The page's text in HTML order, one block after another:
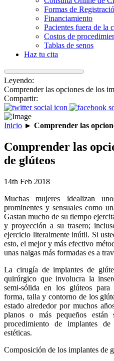
Formas de
Financiamiento
Pacientes fuera de la
Costos de
Tablas de senos
Haz tu cita
Leyendo:
Comprender las opciones de los
Compartir:
Inicio ► Comprender las
Comprender las
de glúteos
14th Feb 2018
Muchas mujeres idealizan
prominentes y sensuales como
Gastan mucho de su tiempo
y proyección a su trasero;
ejercicio literalmente inútil. Si
esto, el mejor y más efectivo
unas nalgas más formadas es a
La cirugía de implantes de
quirúrgico que involucra la
semi-sólida en los glúteos
forma, talla y contorno de los
estado alrededor por muchos
planos o más pequeños están
procedimiento de implantes
estéticas.
Composición de los implantes de